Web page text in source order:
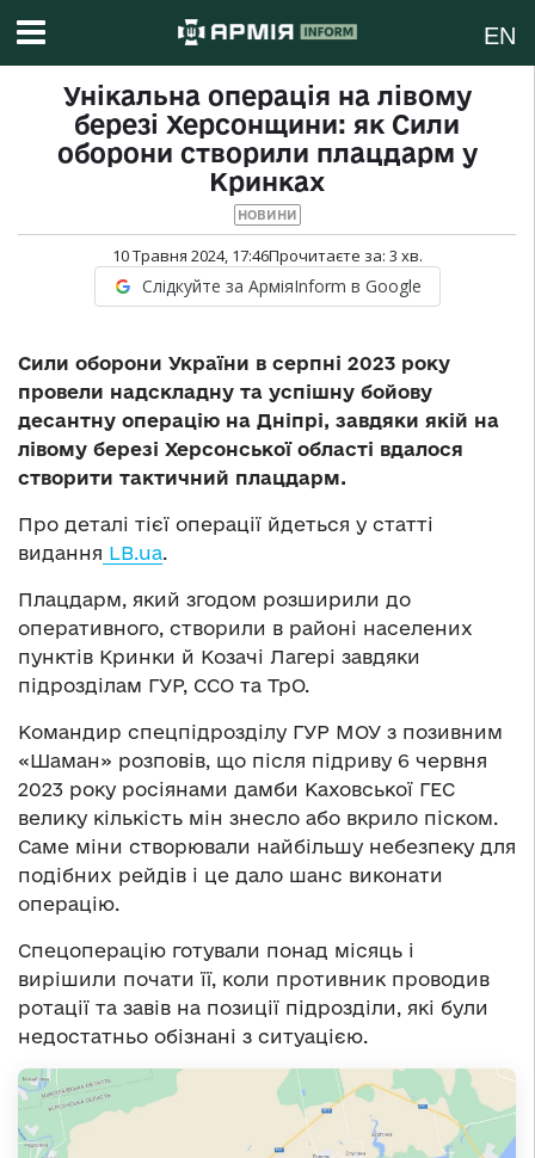
EN
Унікальна операція на лівому
березі Херсонщини: як Сили
оборони створили плацдарм у
Кринках
НОВИНИ
10 Травня 2024, 17:46Прочитаєте за: 3 хв.
Слідкуйте за АрміяInform в Google
Сили оборони України в серпні 2023 року
провели надскладну та успішну бойову
десантну операцію на Дніпрі, завдяки якій на
лівому березі Херсонської області вдалося
створити тактичний плацдарм.
Про деталі тієї операції йдеться у статті
видання LB.ua.
Плацдарм, який згодом розширили до
оперативного, створили в районі населених
пунктів Кринки й Козачі Лагері завдяки
підрозділам ГУР, ССО та ТрО.
Командир спецпідрозділу ГУР МОУ з позивним
«Шаман» розповів, що після підриву 6 червня
2023 року росіянами дамби Каховської ГЕС
велику кількість мін знесло або вкрило піском.
Саме міни створювали найбільшу небезпеку для
подібних рейдів і це дало шанс виконати
операцію.
Спецоперацію готували понад місяць і
вирішили почати її, коли противник проводив
ротації та завів на позиції підрозділи, які були
недостатньо обізнані з ситуацією.